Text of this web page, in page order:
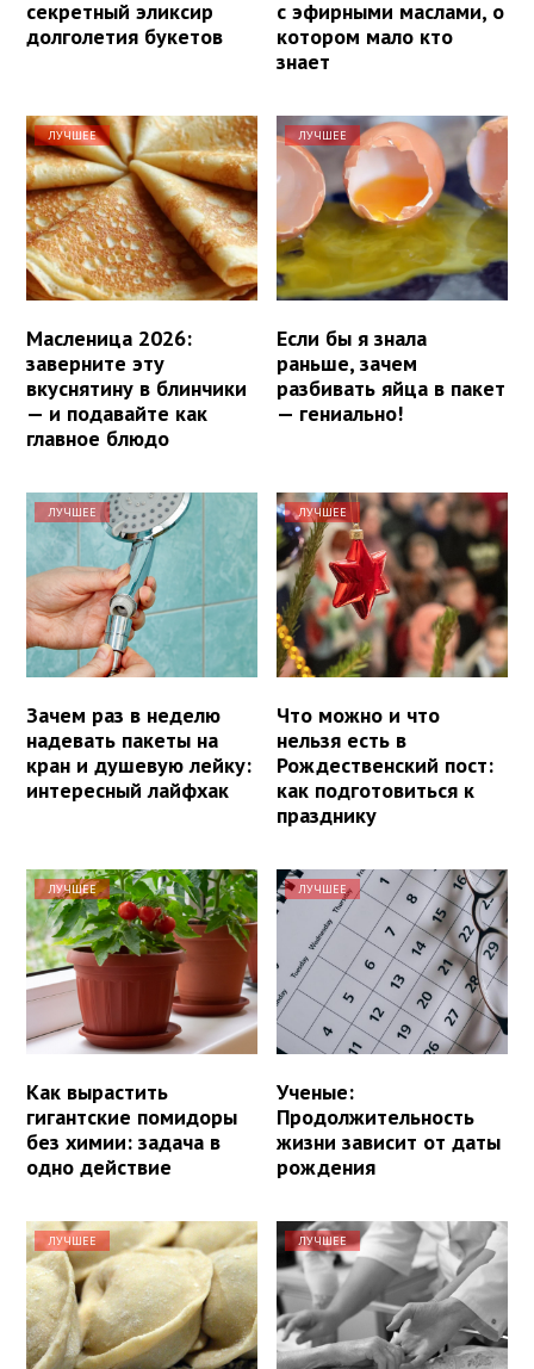
секретный эликсир
долголетия букетов
с эфирными маслами, о
котором мало кто
знает
ЛУЧШЕЕ
Масленица 2026:
заверните эту
вкуснятину в блинчики
— и подавайте как
главное блюдо
ЛУЧШЕЕ
Если бы я знала
раньше, зачем
разбивать яйца в пакет
— гениально!
ЛУЧШЕЕ
Зачем раз в неделю
надевать пакеты на
кран и душевую лейку:
интересный лайфхак
ЛУЧШЕЕ
Что можно и что
нельзя есть в
Рождественский пост:
как подготовиться к
празднику
ЛУЧШЕЕ
Как вырастить
гигантские помидоры
без химии: задача в
одно действие
ЛУЧШЕЕ
Ученые:
Продолжительность
жизни зависит от даты
рождения
ЛУЧШЕЕ ЛУЧШЕЕ